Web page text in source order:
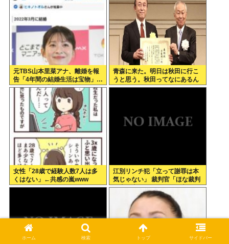
元TBS山本里菜アナ、離婚を報
告「4年間の結婚生活は宝物」…
ヤフコメ民「宝物なら離婚しな
いだろ」
青森に来た。明日は秋田に行こ
うと思う。秋田ってなにあるん
だ？
女性「28歳で経験人数7人は多
くはない」←共感の嵐www
江別リンチ犯「立って謝罪は本
気じゃない」 裁判官「ほな裁判
で土下座してないキミは本気じ
ゃないな」
ホーム 検索 トップ サイドバー